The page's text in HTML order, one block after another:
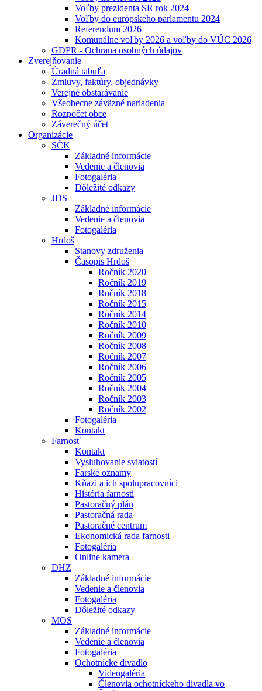
Voľby prezidenta SR rok 2024
Voľby do európskeho parlamentu 2024
Referendum 2026
Komunálne voľby 2026 a voľby do VÚC 2026
GDPR - Ochrana osobných údajov
Zverejňovanie
Úradná tabuľa
Zmluvy, faktúry, objednávky
Verejné obstarávanie
Všeobecne záväzné nariadenia
Rozpočet obce
Záverečný účet
Organizácie
SČK
Základné informácie
Vedenie a členovia
Fotogaléria
Dôležité odkazy
JDS
Základné informácie
Vedenie a členovia
Fotogaléria
Hrdoš
Stanovy združenia
Časopis Hrdoš
Ročník 2020
Ročník 2019
Ročník 2018
Ročník 2015
Ročník 2014
Ročník 2010
Ročník 2009
Ročník 2008
Ročník 2007
Ročník 2006
Ročník 2005
Ročník 2004
Ročník 2003
Ročník 2002
Fotogaléria
Kontakt
Farnosť
Kontakt
Vysluhovanie sviatostí
Farské oznamy
Kňazi a ich spolupracovníci
História farnosti
Pastoračný plán
Pastoračná rada
Pastoračné centrum
Ekonomická rada farnosti
Fotogaléria
Online kamera
DHZ
Základné informácie
Vedenie a členovia
Fotogaléria
Dôležité odkazy
MOS
Základné informácie
Vedenie a členovia
Fotogaléria
Ochotnícke divadlo
Videogaléria
Členovia ochotníckeho divadla vo